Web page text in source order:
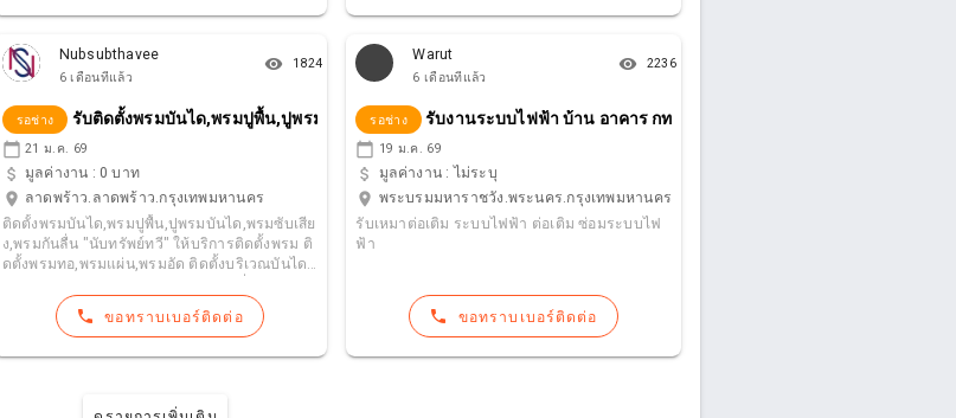
มถูกปิดไว้]
TEL. [ข้อความถูกปิดไว้]
sa3000 E-mail:[ข้อความถูกปิดไว้]
[ข้อความถูกปิ
ดไว้]
Nubsubthavee
6 เดือนที่แล้ว
remove_red_eye 1824
รอช่าง
รับติดตั้งพรมบันได,พรมปูพื้น,ปูพรมบันได,พรมซับเสียง,พรมกันลื่น
calendar_today 21 ม.ค. 69
attach_money มูลค่างาน : 0 บาท
location_on ลาดพร้าว.ลาดพร้าว.กรุงเทพมหานคร
ติดตั้งพรมบันได,พรมปูพื้น,ปูพรมบันได,พรมซับเสีย
ง,พรมกันลื่น "นับทรัพย์ทวี" ให้บริการติดตั้งพรม ติ
ดตั้งพรมทอ,พรมแผ่น,พรมอัด ติดตั้งบริเวณบันไดบ้
ดตั้งพรม การปูพรมที่บันไดช่วยซับเสียง,ลดแรงกร
ะแทก,กันลื่น,เสริมภาพลักษณ์ของสถานที่นั้นให้ดูห
พรมอัด มีหลายแบบและหลายราคาให้เลือก เพรา
มชั้นยางรองติดตั้งคู่กับพรมทอเพิ่มความนุ่มสบายเ
phone ขอทราบเบอร์ติดต่อ
Warut
6 เดือนที่แล้ว
remove_red_eye 2236
รอช่าง
รับงานระบบไฟฟ้า บ้าน อาคาร กทม.
calendar_today 19 ม.ค. 69
attach_money มูลค่างาน : ไม่ระบุ
location_on พระบรมมหาราชวัง.พระนคร.กรุงเทพมหานคร
รับเหมาต่อเติม ระบบไฟฟ้า ต่อเติม ซ่อมระบบไฟ
ฟ้า
phone ขอทราบเบอร์ติดต่อ